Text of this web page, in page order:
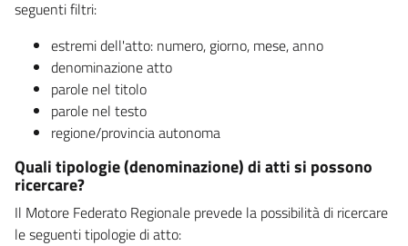
seguenti filtri:
estremi dell'atto: numero, giorno, mese, anno
denominazione atto
parole nel titolo
parole nel testo
regione/provincia autonoma
Quali tipologie (denominazione) di atti si possono
ricercare?
Il Motore Federato Regionale prevede la possibilità di ricercare
le seguenti tipologie di atto: